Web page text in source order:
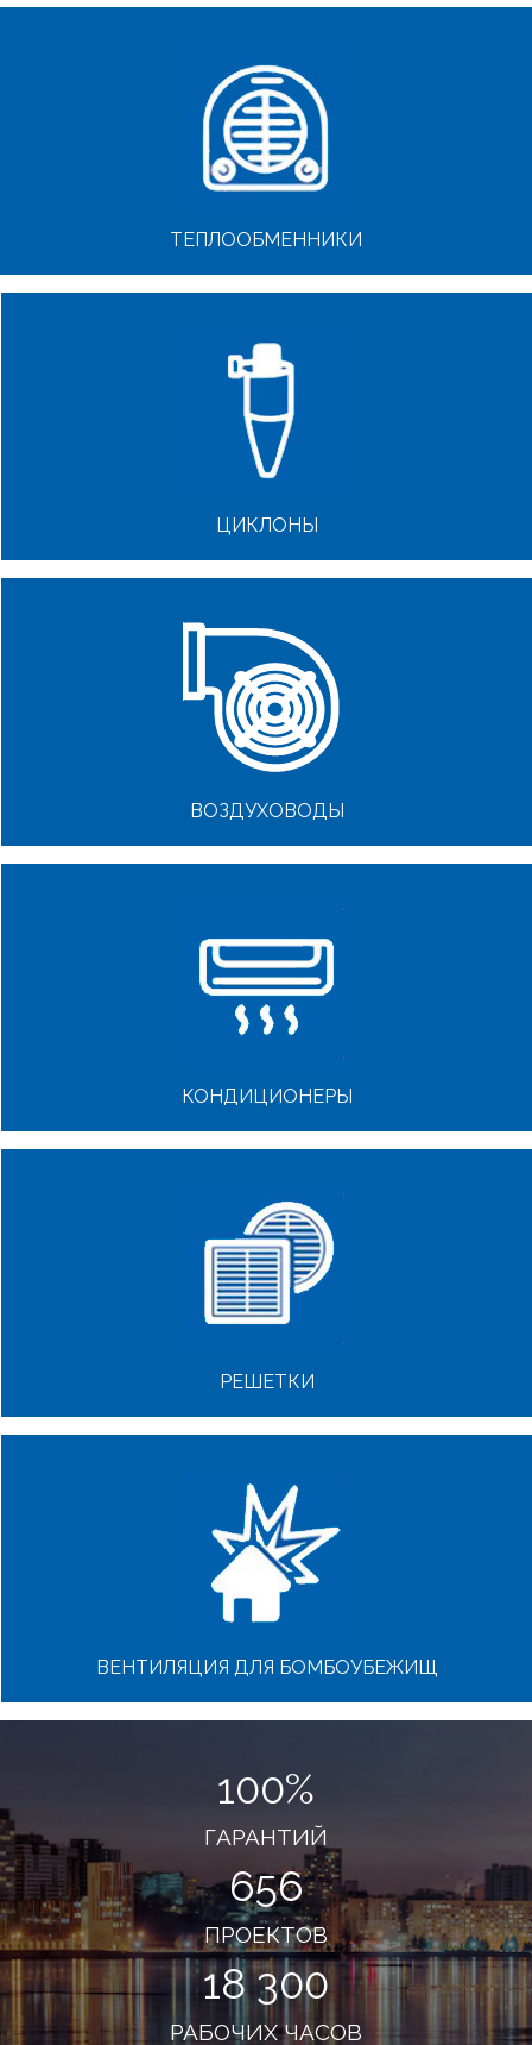
ТЕПЛООБМЕННИКИ
ЦИКЛОНЫ
ВОЗДУХОВОДЫ
КОНДИЦИОНЕРЫ
РЕШЕТКИ
ВЕНТИЛЯЦИЯ ДЛЯ БОМБОУБЕЖИЩ
100%
ГАРАНТИЙ
656
ПРОЕКТОВ
18 300
РАБОЧИХ ЧАСОВ